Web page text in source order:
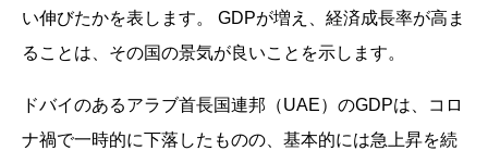
い伸びたかを表します。 GDPが増え、経済成長率が高ま
ることは、その国の景気が良いことを示します。
ドバイのあるアラブ首長国連邦（UAE）のGDPは、コロ
ナ禍で一時的に下落したものの、基本的には急上昇を続